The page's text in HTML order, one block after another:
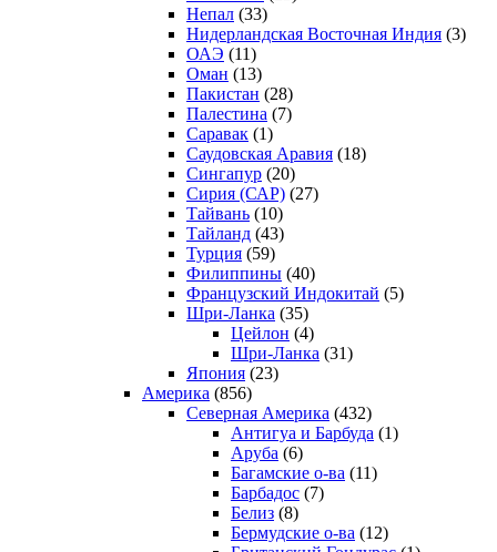
Непал (33)
Нидерландская Восточная Индия (3)
ОАЭ (11)
Оман (13)
Пакистан (28)
Палестина (7)
Саравак (1)
Саудовская Аравия (18)
Сингапур (20)
Сирия (САР) (27)
Тайвань (10)
Тайланд (43)
Турция (59)
Филиппины (40)
Французский Индокитай (5)
Шри-Ланка (35)
Цейлон (4)
Шри-Ланка (31)
Япония (23)
Америка (856)
Северная Америка (432)
Антигуа и Барбуда (1)
Аруба (6)
Багамские о-ва (11)
Барбадос (7)
Белиз (8)
Бермудские о-ва (12)